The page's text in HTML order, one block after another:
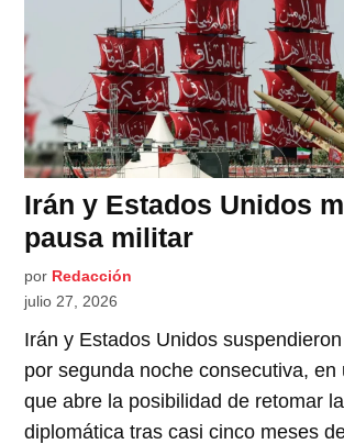
Irán y Estados Unidos
pausa militar
por Redacción
julio 27, 2026
Irán y Estados Unidos
por segunda noche consecutiva, en
que abre la posibilidad de retomar
diplomática tras casi cinco meses